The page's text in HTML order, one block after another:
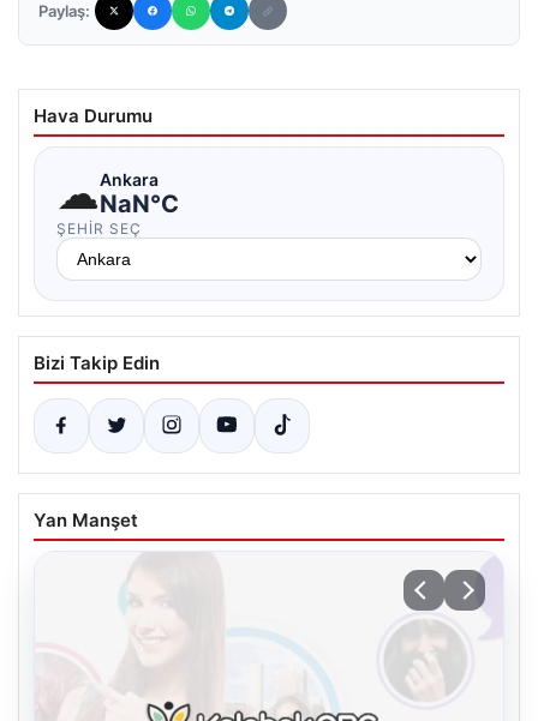
Paylaş:
Hava Durumu
☁Ankara
NaN°C
ŞEHIR SEÇ
Bizi Takip Edin
Yan Manşet